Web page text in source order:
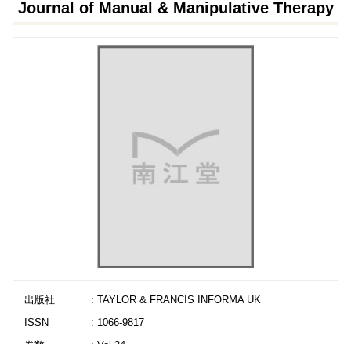
Journal of Manual & Manipulative Therapy
出版社
: TAYLOR & FRANCIS INFORMA UK
ISSN
: 1066-9817